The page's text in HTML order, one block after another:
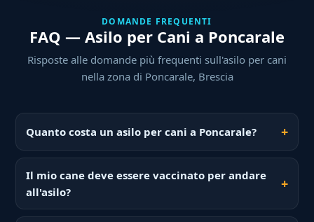
DOMANDE FREQUENTI
FAQ — Asilo per Cani a Poncarale
Risposte alle domande più frequenti sull'asilo per cani
nella zona di Poncarale, Brescia
Quanto costa un asilo per cani a Poncarale?
Il mio cane deve essere vaccinato per andare
all'asilo?